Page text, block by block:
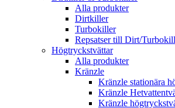
Alla produkter
Dirtkiller
Turbokiller
Repsatser till Dirt/
Högtryckstvättar
Alla produkter
Kränzle
Kränzle stationära
Kränzle
Kränzle